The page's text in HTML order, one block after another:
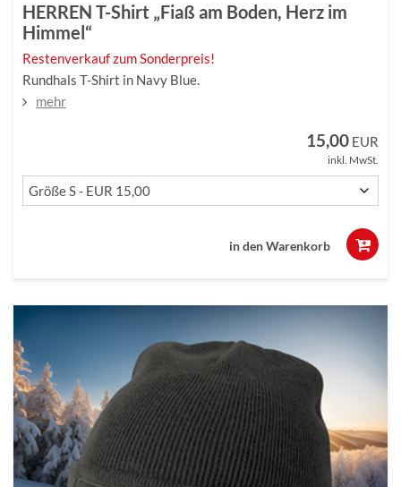
HERREN T-Shirt „Fiaß am Boden, Herz im
Himmel“
Restenverkauf zum Sonderpreis!
Rundhals T-Shirt in Navy Blue.
mehr
15,00 EUR
inkl. MwSt.